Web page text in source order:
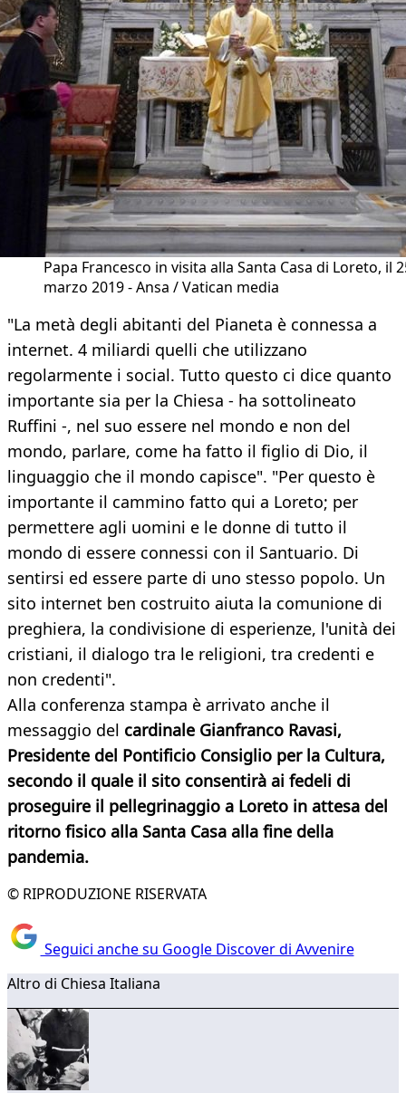
Papa Francesco in visita alla Santa Casa di Loreto, il
marzo 2019 - Ansa / Vatican media
"La metà degli abitanti del Pianeta è connessa a
internet. 4 miliardi quelli che utilizzano
regolarmente i social. Tutto questo ci dice quanto
importante sia per la Chiesa - ha sottolineato
Ruffini -, nel suo essere nel mondo e non del
mondo, parlare, come ha fatto il figlio di Dio, il
linguaggio che il mondo capisce". "Per questo è
importante il cammino fatto qui a Loreto; per
permettere agli uomini e le donne di tutto il
mondo di essere connessi con il Santuario. Di
sentirsi ed essere parte di uno stesso popolo. Un
sito internet ben costruito aiuta la comunione di
preghiera, la condivisione di esperienze, l'unità dei
cristiani, il dialogo tra le religioni, tra credenti e
non credenti".
Alla conferenza stampa è arrivato anche il
messaggio del cardinale Gianfranco Ravasi,
Presidente del Pontificio Consiglio per la Cultura,
secondo il quale il sito consentirà ai fedeli di
proseguire il pellegrinaggio a Loreto in attesa del
ritorno fisico alla Santa Casa alla fine della
pandemia.
© RIPRODUZIONE RISERVATA
Seguici anche su Google Discover di Avvenire
Altro di Chiesa Italiana